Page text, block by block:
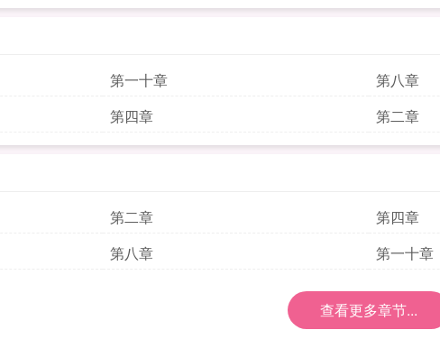
第一十章 第八章
第四章 第二章
第二章 第四章
第八章 第一十章
查看更多章节...